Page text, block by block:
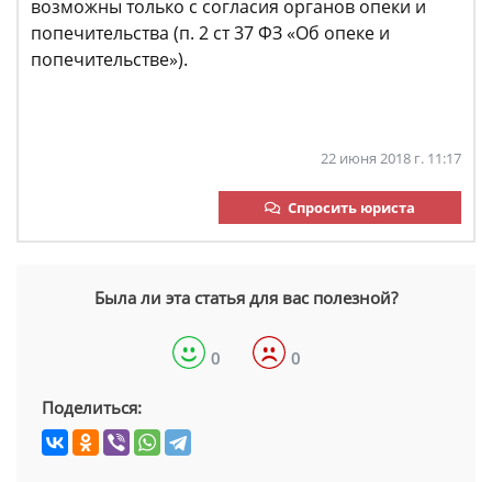
возможны только с согласия органов опеки и
попечительства (п. 2 ст 37 ФЗ «Об опеке и
попечительстве»).
22 июня 2018 г. 11:17
Спросить юриста
Была ли эта статья для вас полезной?
0 0
Поделиться: